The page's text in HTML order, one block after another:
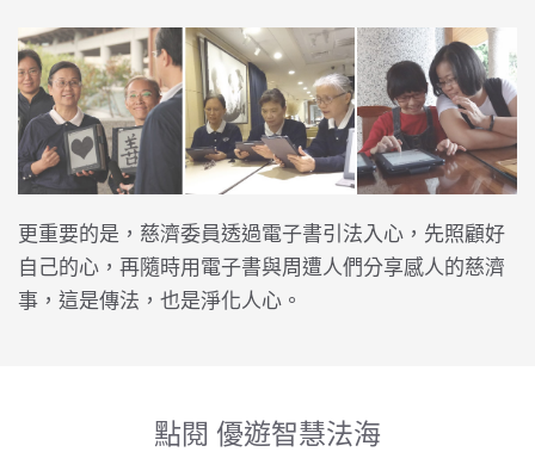
更重要的是，慈濟委員透過電子書引法入心，先照顧好
自己的心，再隨時用電子書與周遭人們分享感人的慈濟
事，這是傳法，也是淨化人心。
點閱 優遊智慧法海